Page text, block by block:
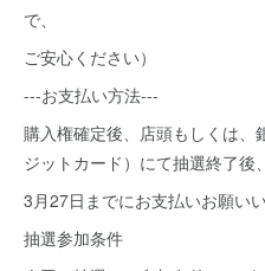
で、
ご安心ください）
---お支払い方法---
購入権確定後、店頭もしくは、
ジットカード）にて抽選終了後、
3月27日までにお支払いお願いい
抽選参加条件